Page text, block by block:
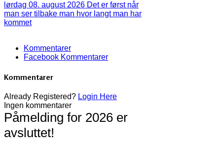
lørdag 08. august 2026 Det er først når
man ser tilbake man hvor langt man har
kommet
Kommentarer
Facebook Kommentarer
Kommentarer
Already Registered? Login Here
Ingen kommentarer
Påmelding for 2026 er
avsluttet!